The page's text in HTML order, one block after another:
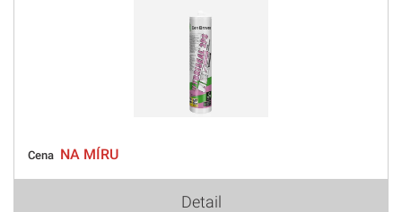
Cena NA MÍRU
Detail